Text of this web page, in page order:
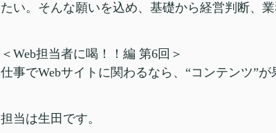
たい。そんな願いを込め、基礎から経営判断、
＜Web担当者に喝！！編 第6回＞
仕事でWebサイトに関わるなら、“コンテンツ”
担当は生田です。